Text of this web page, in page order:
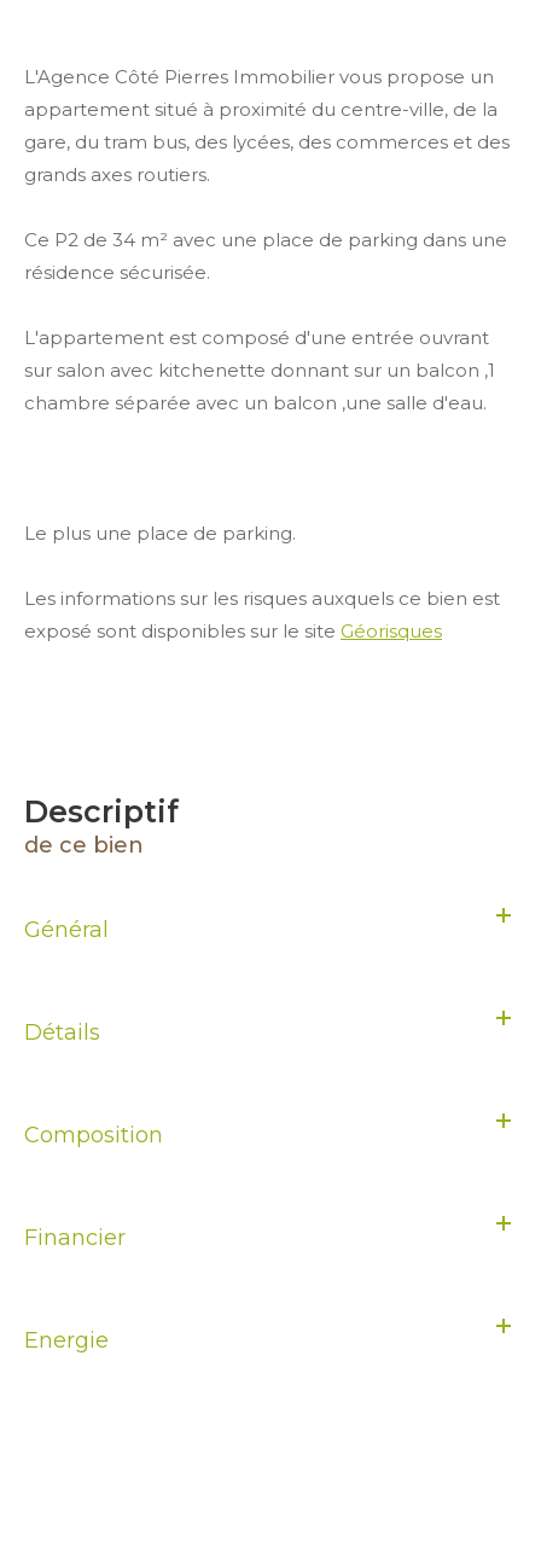
L'Agence Côté Pierres Immobilier vous propose un
appartement situé à proximité du centre-ville, de la
gare, du tram bus, des lycées, des commerces et des
grands axes routiers.
Ce P2 de 34 m² avec une place de parking dans une
résidence sécurisée.
L'appartement est composé d'une entrée ouvrant
sur salon avec kitchenette donnant sur un balcon ,1
chambre séparée avec un balcon ,une salle d'eau.
Le plus une place de parking.
Les informations sur les risques auxquels ce bien est
exposé sont disponibles sur le site Géorisques
descriptif
de ce bien
Général
Détails
Composition
Financier
Energie